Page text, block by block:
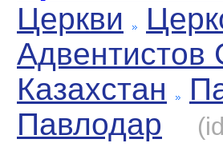
Церкви
Адвентистов
Казахстан
Павлодар